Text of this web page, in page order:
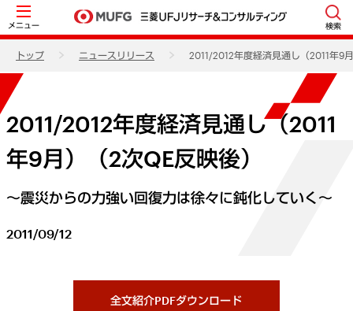
メニュー 検索
トップ ニュースリリース 2011/2012年度経済見通し（2011年9
2011/2012年度経済見通し（2011
年9月）（2次QE反映後）
～震災からの力強い回復力は徐々に鈍化していく～
2011/09/12
全文紹介PDFダウンロード